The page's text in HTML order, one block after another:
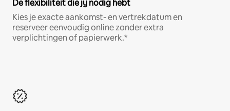
De flexibiliteit die jij nodig hebt
Kies je exacte aankomst- en vertrekdatum en
reserveer eenvoudig online zonder extra
verplichtingen of papierwerk.*